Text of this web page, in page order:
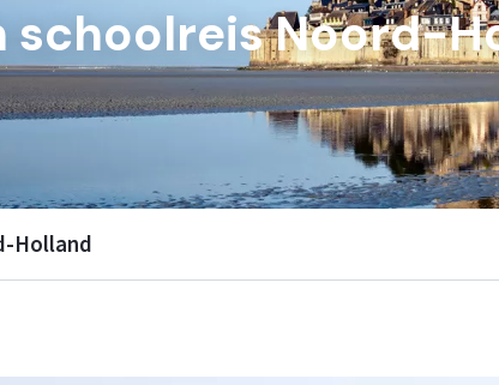
schoolreis Noord-
Holland